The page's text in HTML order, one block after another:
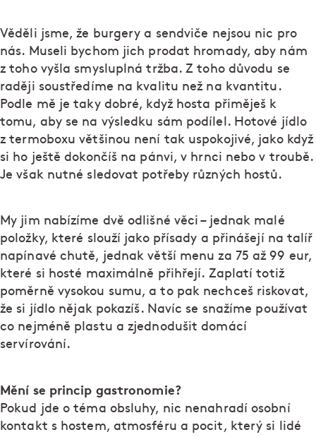
Věděli jsme, že burgery a sendviče nejsou nic pro
nás. Museli bychom jich prodat hromady, aby nám
z toho vyšla smysluplná tržba. Z toho důvodu se
raději soustředíme na kvalitu než na kvantitu.
Podle mě je taky dobré, když hosta přiměješ k
tomu, aby se na výsledku sám podílel. Hotové jídlo
z termoboxu většinou není tak uspokojivé, jako když
si ho ještě dokončíš na pánvi, v hrnci nebo v troubě.
Je však nutné sledovat potřeby různých hostů.
My jim nabízíme dvě odlišné věci – jednak malé
položky, které slouží jako přísady a přinášejí na talíř
napínavé chutě, jednak větší menu za 75 až 99 eur,
které si hosté maximálně přihřejí. Zaplatí totiž
poměrně vysokou sumu, a to pak nechceš riskovat,
že si jídlo nějak pokazíš. Navíc se snažíme používat
co nejméně plastu a zjednodušit domácí
servírování.
Mění se princip gastronomie?
Pokud jde o téma obsluhy, nic nenahradí osobní
kontakt s hostem, atmosféru a pocit, který si lidé